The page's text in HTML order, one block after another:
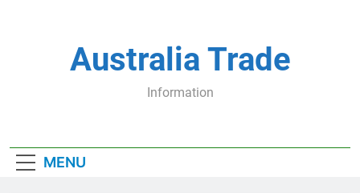
Australia Trade
Information
MENU